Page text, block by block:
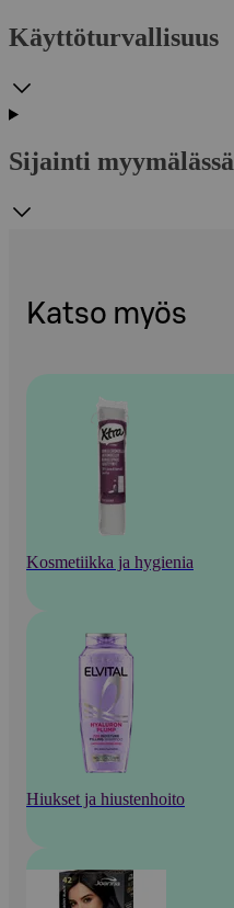
Käyttöturvallisuus
Sijainti myymälässä
Katso myös
Kosmetiikka ja hygienia
Hiukset ja hiustenhoito